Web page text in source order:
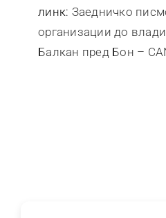
линк: Заедничко
организации до
Балкан пред Бон –